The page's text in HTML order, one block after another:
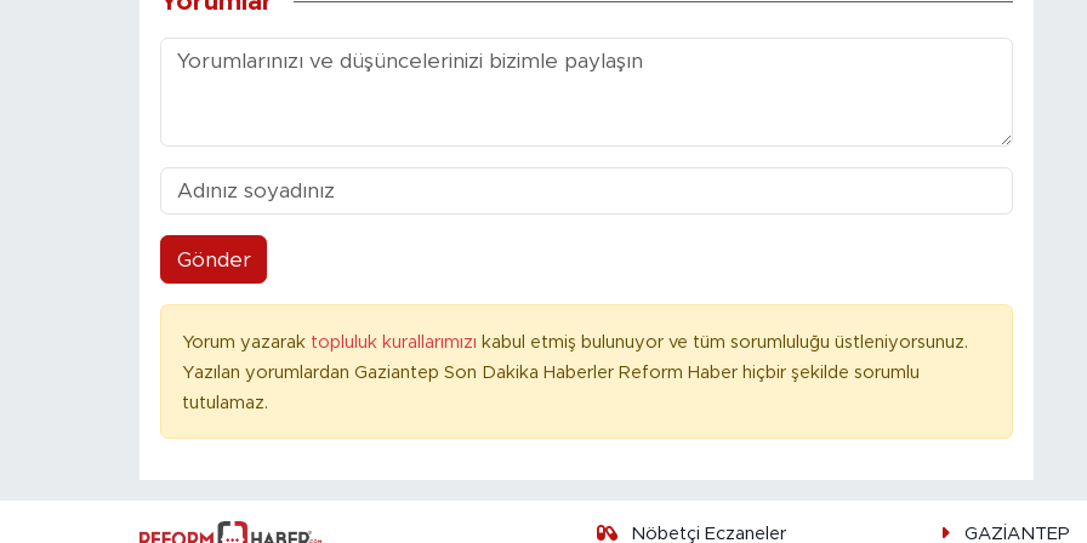
Gönder
Yorum yazarak topluluk kurallarımızı kabul etmiş bulunuyor ve tüm sorumluluğu üstleniyorsunuz.
Yazılan yorumlardan Gaziantep Son Dakika Haberler Reform Haber hiçbir şekilde sorumlu
tutulamaz.
Nöbetçi Eczaneler GAZİANTEP